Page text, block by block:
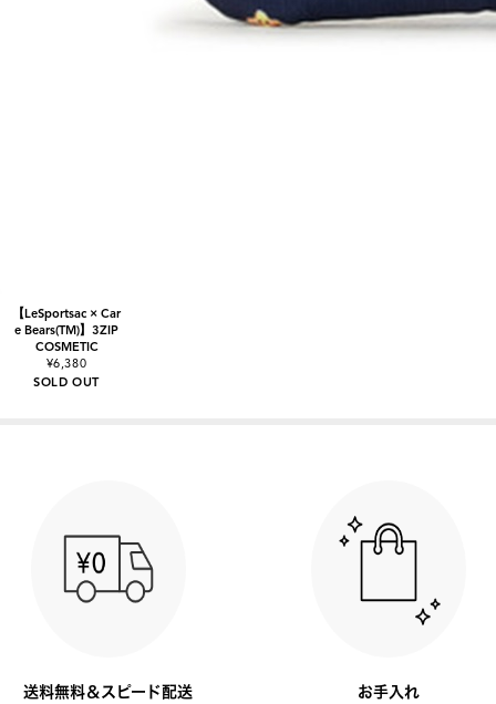
【LeSportsac × Car
e Bears(TM)】3ZIP
COSMETIC
¥6,380
SOLD OUT
送料無料＆スピード配送 お手入れ